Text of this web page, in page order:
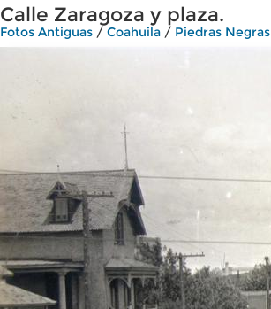
Calle Zaragoza y plaza.
Fotos Antiguas / Coahuila / Piedras Negras